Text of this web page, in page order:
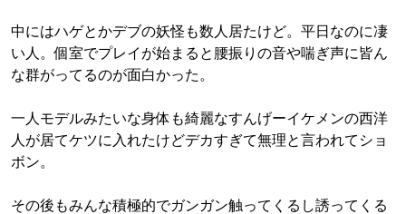
中にはハゲとかデブの妖怪も数人居たけど。平日なのに凄
い人。個室でプレイが始まると腰振りの音や喘ぎ声に皆ん
な群がってるのが面白かった。
一人モデルみたいな身体も綺麗なすんげーイケメンの西洋
人が居てケツに入れたけどデカすぎて無理と言われてショ
ボン。
その後もみんな積極的でガンガン触ってくるし誘ってくる